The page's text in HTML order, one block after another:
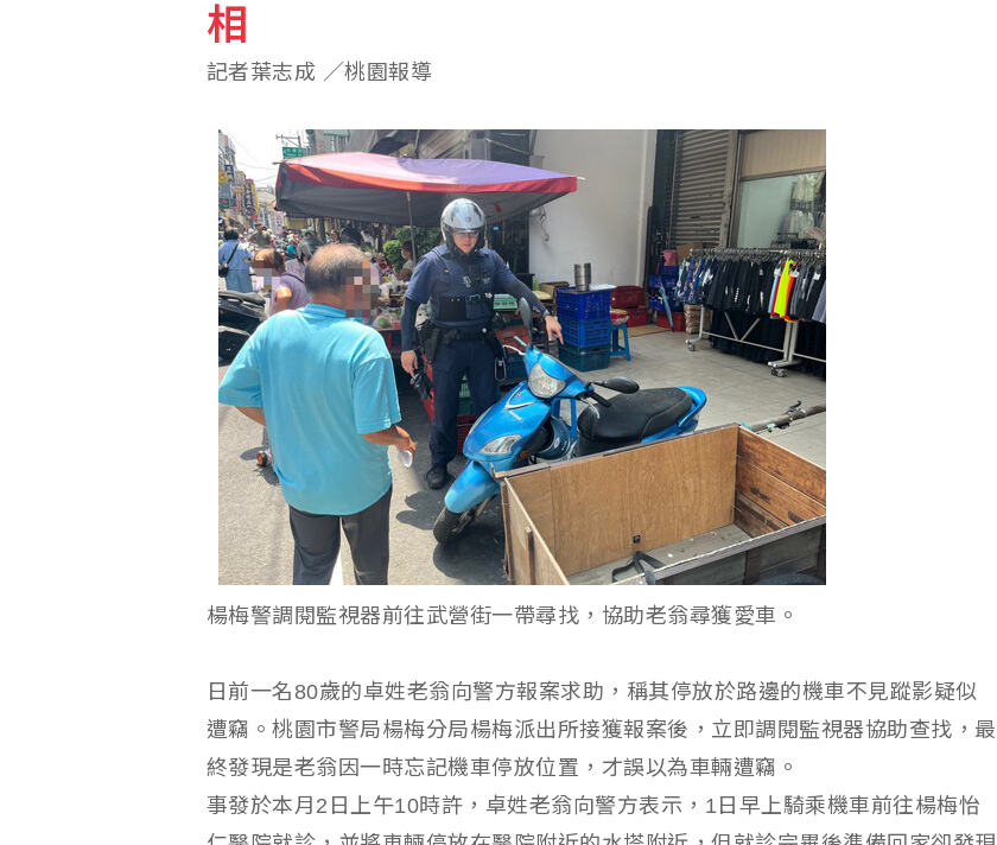
相
記者葉志成 ／桃園報導
楊梅警調閱監視器前往武營街一帶尋找，協助老翁尋獲愛車。
日前一名80歲的卓姓老翁向警方報案求助，稱其停放於路邊的機車不見蹤影疑似
遭竊。桃園市警局楊梅分局楊梅派出所接獲報案後，立即調閱監視器協助查找，最
終發現是老翁因一時忘記機車停放位置，才誤以為車輛遭竊。
事發於本月2日上午10時許，卓姓老翁向警方表示，1日早上騎乘機車前往楊梅怡